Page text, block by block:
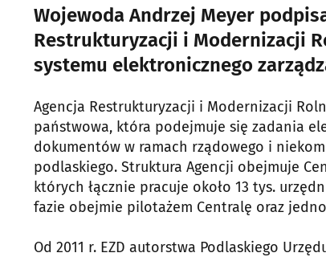
Wojewoda Andrzej Meyer
Restrukturyzacji i Modernizacji
systemu elektronicznego
Agencja Restrukturyzacji i Modernizacji
państwowa, która podejmuje się zadania
dokumentów w ramach rządowego i
podlaskiego. Struktura Agencji obejmuje
których łącznie pracuje około 13 tys.
fazie obejmie pilotażem Centralę oraz
Od 2011 r. EZD autorstwa Podlaskiego